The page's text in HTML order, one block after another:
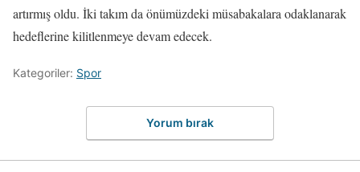
artırmış oldu. İki takım da önümüzdeki müsabakalara odaklanarak
hedeflerine kilitlenmeye devam edecek.
Kategoriler: Spor
Yorum bırak